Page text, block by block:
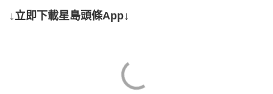
↓立即下載星島頭條App↓